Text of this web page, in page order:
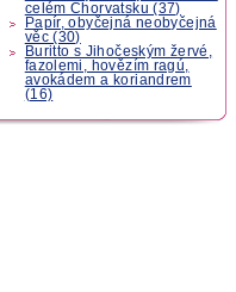
celém Chorvatsku (37)
Papír, obyčejná neobyčejná
věc (30)
Buritto s Jihočeským žervé,
fazolemi, hovězím ragú,
avokádem a koriandrem
(16)